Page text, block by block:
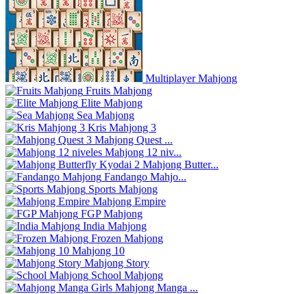
Multiplayer Mahjong
Fruits Mahjong
Elite Mahjong
Sea Mahjong
Kris Mahjong 3
Mahjong Quest ...
Mahjong 12 niv...
Mahjong Butter...
Fandango Mahjo...
Sports Mahjong
Mahjong Empire
FGP Mahjong
India Mahjong
Frozen Mahjong
Mahjong 10
Mahjong Story
School Mahjong
Mahjong Manga ...